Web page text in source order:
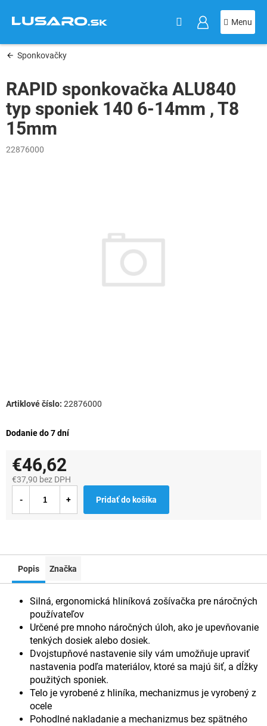
obsah
Sponkovačky
RAPID sponkovačka ALU840
typ sponiek 140 6-14mm , T8
15mm
22876000
Dodanie do 7 dní
22876000
€46,62
€37,90 bez DPH
cena:
Pridať do košíka
Popis Značka
Silná, ergonomická hliníková zošívačka pre náročných
používateľov
Určené pre mnoho náročných úloh, ako je upevňovanie
tenkých dosiek alebo dosiek.
Dvojstupňové nastavenie sily vám umožňuje upraviť
nastavenia podľa materiálov, ktoré sa majú šiť, a dĺžky
použitých sponiek.
Telo je vyrobené z hliníka, mechanizmus je vyrobený z
ocele
Pohodlné nakladanie a mechanizmus bez spätného